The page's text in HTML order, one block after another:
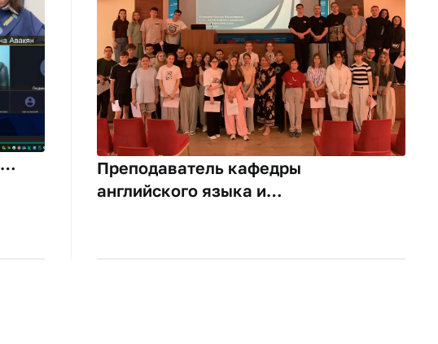
Преподаватель кафедры
английского языка и
проекте «НАСЛЕДИЕ: ориентиры